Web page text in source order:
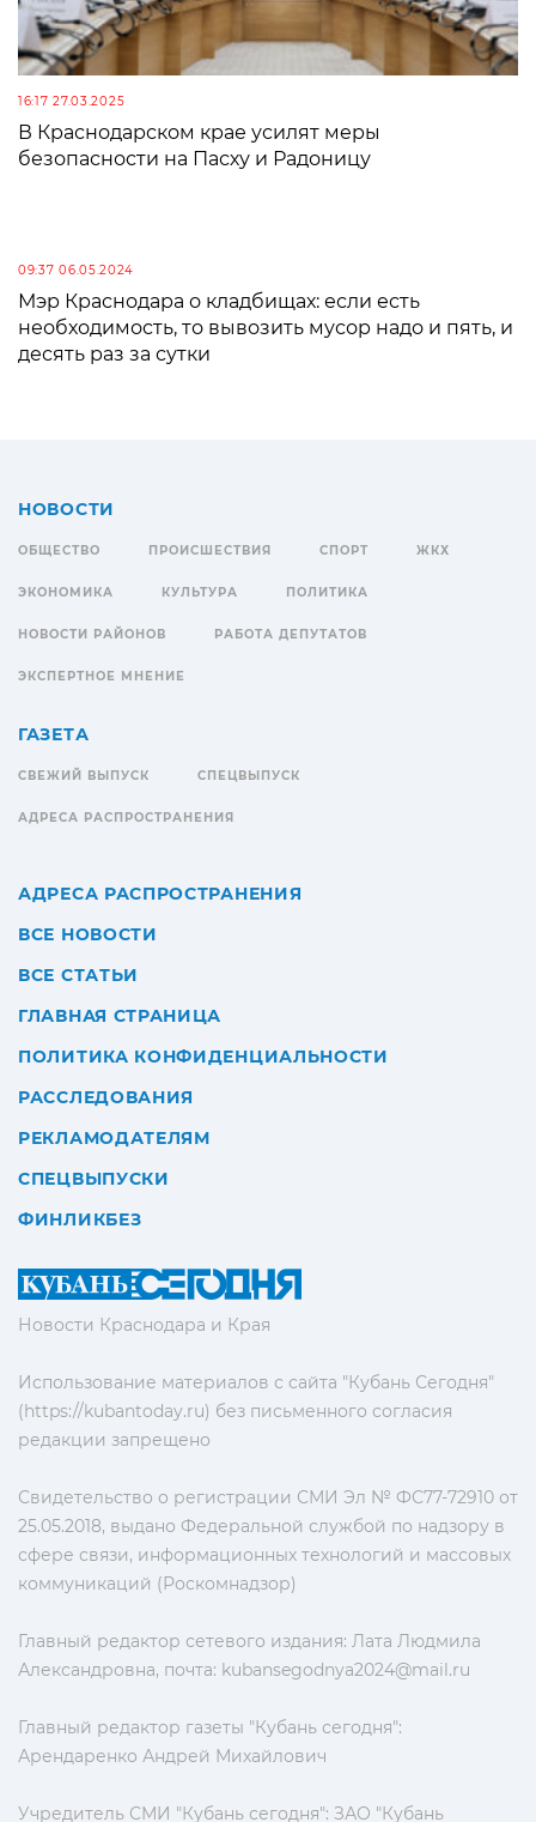
16:17 27.03.2025
В Краснодарском крае усилят меры
безопасности на Пасху и Радоницу
09:37 06.05.2024
Мэр Краснодара о кладбищах: если есть
необходимость, то вывозить мусор надо и пять, и
десять раз за сутки
Новости Краснодара и Края
Использование материалов с сайта "Кубань Сегодня"
(https://kubantoday.ru) без письменного согласия
редакции запрещено
Свидетельство о регистрации СМИ Эл № ФС77-72910 от
25.05.2018, выдано Федеральной службой по надзору в
сфере связи, информационных технологий и массовых
коммуникаций (Роскомнадзор)
Главный редактор сетевого издания: Лата Людмила
Александровна, почта: kubansegodnya2024@mail.ru
Главный редактор газеты "Кубань сегодня":
Арендаренко Андрей Михайлович
Учредитель СМИ "Кубань сегодня": ЗАО "Кубань
НОВОСТИ
ОБЩЕСТВО ПРОИСШЕСТВИЯ СПОРТ ЖКХ
ЭКОНОМИКА КУЛЬТУРА ПОЛИТИКА
НОВОСТИ РАЙОНОВ РАБОТА ДЕПУТАТОВ
ЭКСПЕРТНОЕ МНЕНИЕ
ГАЗЕТА
СВЕЖИЙ ВЫПУСК СПЕЦВЫПУСК
АДРЕСА РАСПРОСТРАНЕНИЯ
АДРЕСА РАСПРОСТРАНЕНИЯ
ВСЕ НОВОСТИ
ВСЕ СТАТЬИ
ГЛАВНАЯ СТРАНИЦА
ПОЛИТИКА КОНФИДЕНЦИАЛЬНОСТИ
РАССЛЕДОВАНИЯ
РЕКЛАМОДАТЕЛЯМ
СПЕЦВЫПУСКИ
ФИНЛИКБЕЗ